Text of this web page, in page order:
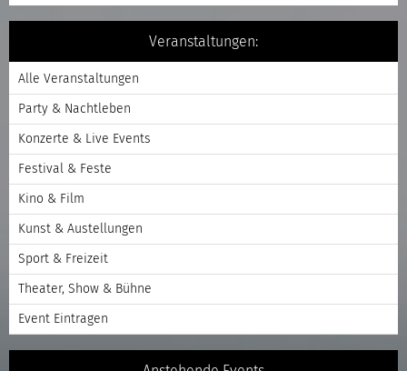
Veranstaltungen:
Alle Veranstaltungen
Party & Nachtleben
Konzerte & Live Events
Festival & Feste
Kino & Film
Kunst & Austellungen
Sport & Freizeit
Theater, Show & Bühne
Event Eintragen